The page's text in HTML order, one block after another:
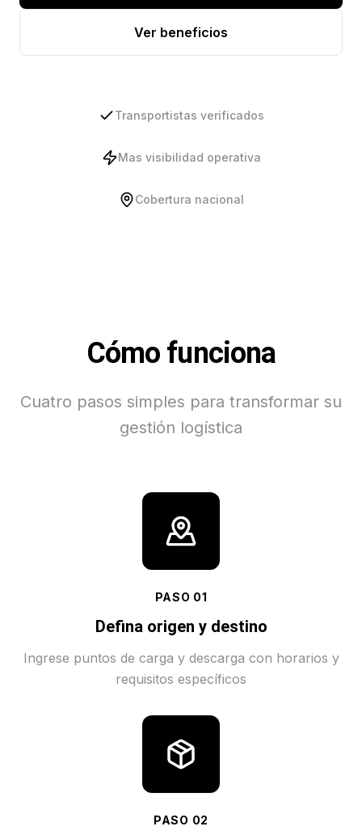
Ver beneficios
Transportistas verificados
Mas visibilidad operativa
Cobertura nacional
Cómo funciona
Cuatro pasos simples para transformar su
gestión logística
PASO 01
Defina origen y destino
Ingrese puntos de carga y descarga con horarios y
requisitos específicos
PASO 02